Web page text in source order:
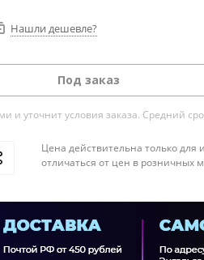
Нашли дешевле?
Под заказ
и уточнит условия заказа. Средний
Цена действительна только
отличаться от цен в розничных